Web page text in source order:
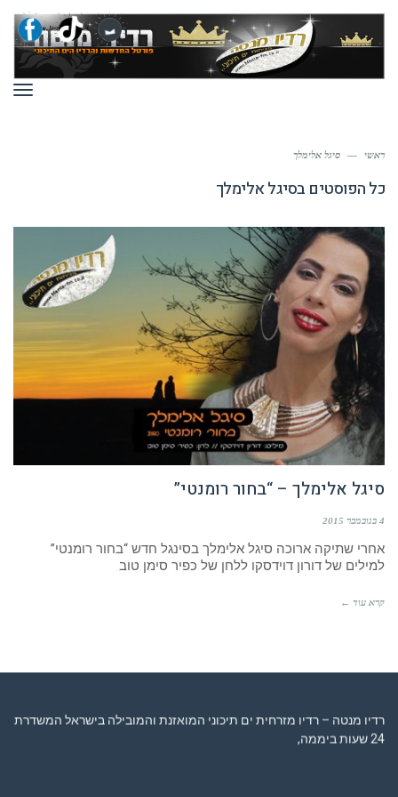
ראשי — סיגל אלימלך
כל הפוסטים בסיגל אלימלך
סיגל אלימלך – “בחור רומנטי”
4 בנובמבר 2015
אחרי שתיקה ארוכה סיגל אלימלך בסינגל חדש “בחור רומנטי”
למילים של דורון דוידסקו ללחן של כפיר סימן טוב
קרא עוד ←
רדיו מנטה – רדיו מזרחית ים תיכוני המואזנת והמובילה בישראל המשדרת
24 שעות ביממה,